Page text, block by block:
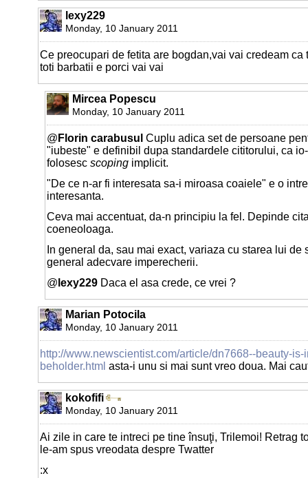
lexy229
Monday, 10 January 2011
Ce preocupari de fetita are bogdan,vai vai credeam ca
toti barbatii e porci vai vai
Mircea Popescu
Monday, 10 January 2011
@ Florin carabusul Cuplu adica set de persoane
"iubeste" e definibil dupa standardele cititorului, ca
folosesc scoping implicit.
"De ce n-ar fi interesata sa-i miroasa coaiele" e o
interesanta.
Ceva mai accentuat, da-n principiu la fel. Depinde
coeneoloaga.
In general da, sau mai exact, variaza cu starea lui de
general adecvare imperecherii.
@ lexy229 Daca el asa crede, ce vrei ?
Marian Potocila
Monday, 10 January 2011
http://www.newscientist.com/article/dn7668--beauty-is-
beholder.html asta-i unu si mai sunt vreo doua. Mai
kokofifi
Monday, 10 January 2011
Ai zile in care te intreci pe tine însuţi, Trilemoi! Retrag
le-am spus vreodata despre Twatter
:x